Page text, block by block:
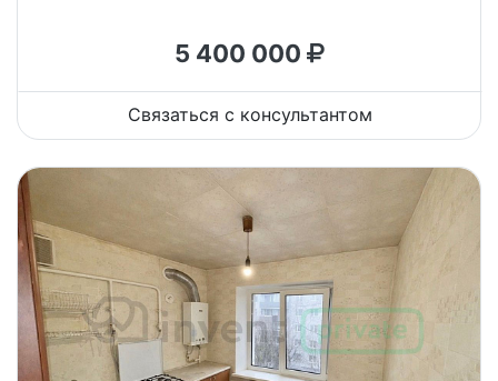
5 400 000
Связаться с консультантом